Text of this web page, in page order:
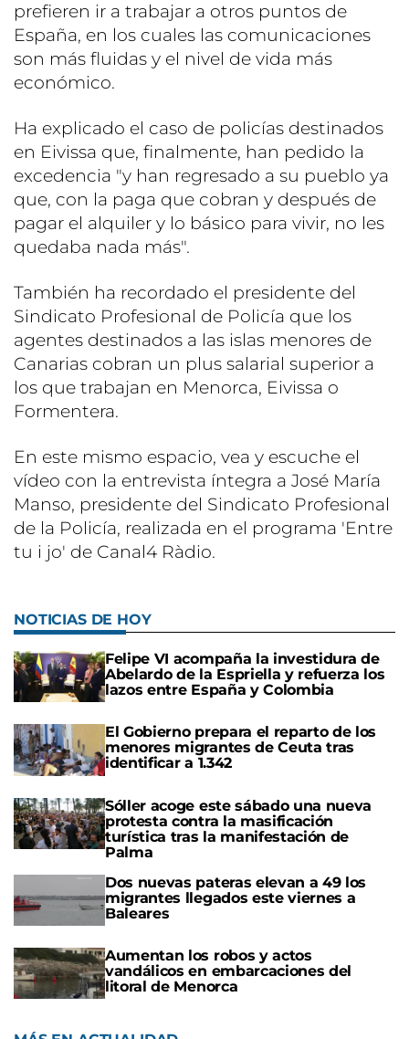
prefieren ir a trabajar a otros puntos de
España, en los cuales las comunicaciones
son más fluidas y el nivel de vida más
económico.
Ha explicado el caso de policías destinados
en Eivissa que, finalmente, han pedido la
excedencia "y han regresado a su pueblo ya
que, con la paga que cobran y después de
pagar el alquiler y lo básico para vivir, no les
quedaba nada más".
También ha recordado el presidente del
Sindicato Profesional de Policía que los
agentes destinados a las islas menores de
Canarias cobran un plus salarial superior a
los que trabajan en Menorca, Eivissa o
Formentera.
En este mismo espacio, vea y escuche el
vídeo con la entrevista íntegra a José María
Manso, presidente del Sindicato Profesional
de la Policía, realizada en el programa 'Entre
tu i jo' de Canal4 Ràdio.
NOTICIAS DE HOY
Felipe VI acompaña la investidura de
Abelardo de la Espriella y refuerza los
lazos entre España y Colombia
El Gobierno prepara el reparto de los
menores migrantes de Ceuta tras
identificar a 1.342
Sóller acoge este sábado una nueva
protesta contra la masificación
turística tras la manifestación de
Palma
Dos nuevas pateras elevan a 49 los
migrantes llegados este viernes a
Baleares
Aumentan los robos y actos
vandálicos en embarcaciones del
litoral de Menorca